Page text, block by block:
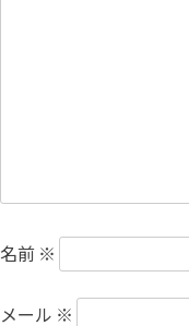
名前 ※
メール ※